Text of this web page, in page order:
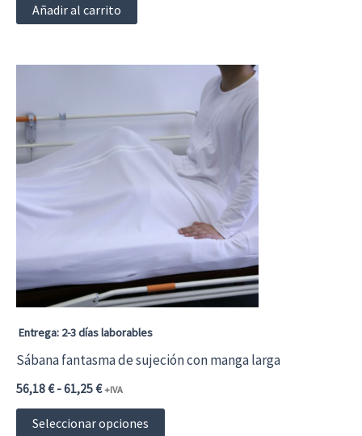
Añadir al carrito
Entrega: 2-3 días laborables
Sábana fantasma de sujeción con manga larga
56,18€ -61,25€Rango
precios:
+IVA
Seleccionar opciones
Este